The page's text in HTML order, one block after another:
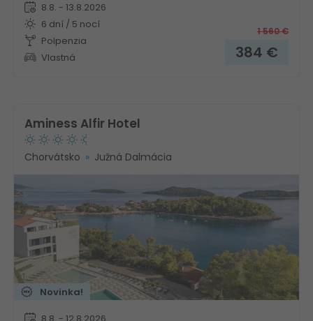
8.8. - 13.8.2026
6 dní / 5 nocí
Polpenzia
Vlastná
1 560€
384 €
Aminess Alfir Hotel
Chorvátsko Južná Dalmácia
Novinka!